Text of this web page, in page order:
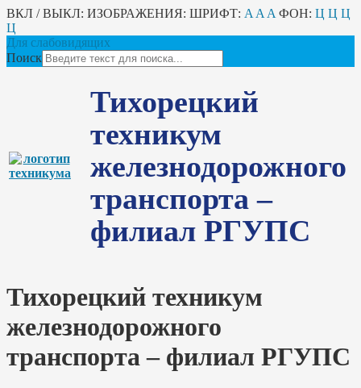
ВКЛ / ВЫКЛ: ИЗОБРАЖЕНИЯ: ШРИФТ: A A A ФОН: Ц Ц Ц
Ц
Для слабовидящих
Поиск
Тихорецкий
техникум
железнодорожного
транспорта –
филиал РГУПС
Тихорецкий техникум
железнодорожного
транспорта – филиал РГУПС